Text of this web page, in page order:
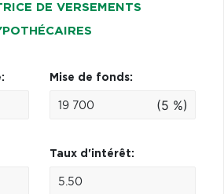
DE VERSEMENTS
Mise de fonds:
(5 %)
Taux d'intérêt: